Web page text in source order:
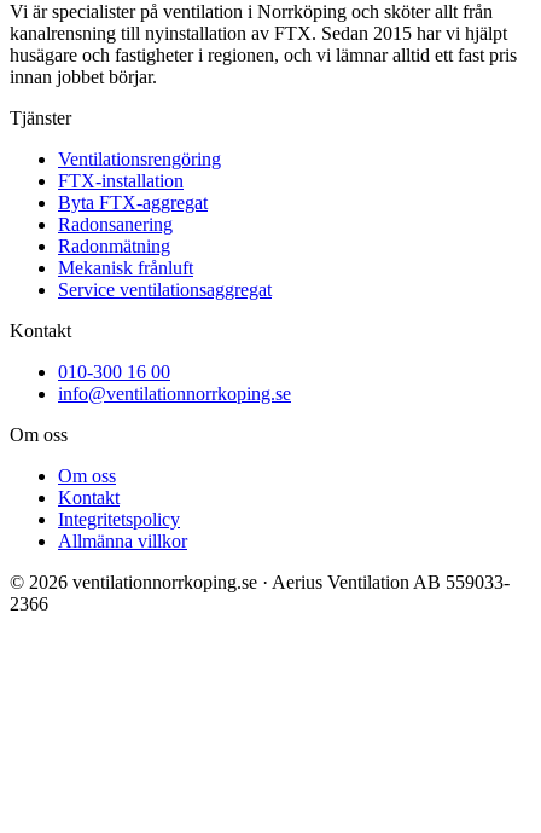
Vi är specialister på ventilation i Norrköping och sköter allt från
kanalrensning till nyinstallation av FTX. Sedan 2015 har vi hjälpt
husägare och fastigheter i regionen, och vi lämnar alltid ett fast pris
innan jobbet börjar.
Tjänster
Ventilationsrengöring
FTX-installation
Byta FTX-aggregat
Radonsanering
Radonmätning
Mekanisk frånluft
Service ventilationsaggregat
Kontakt
010-300 16 00
info@ventilationnorrkoping.se
Om oss
Om oss
Kontakt
Integritetspolicy
Allmänna villkor
© 2026 ventilationnorrkoping.se · Aerius Ventilation AB 559033-
2366